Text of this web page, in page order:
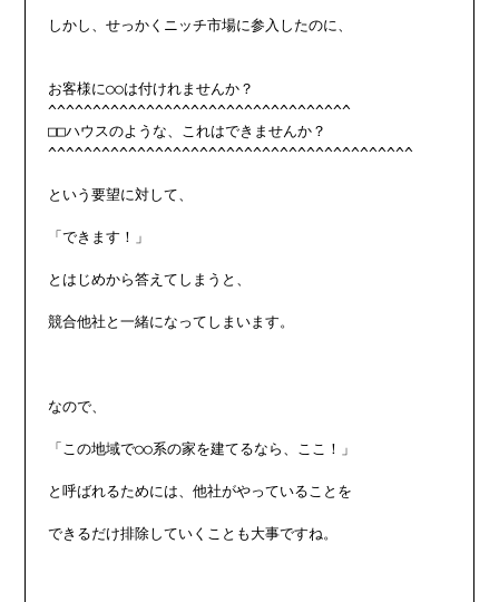
しかし、せっかくニッチ市場に参入したのに、
お客様に○○は付けれませんか？
^^^^^^^^^^^^^^^^^^^^^^^^^^^^^^^^^^
□□ハウスのような、これはできませんか？
^^^^^^^^^^^^^^^^^^^^^^^^^^^^^^^^^^^^^^^^^
という要望に対して、
「できます！」
とはじめから答えてしまうと、
競合他社と一緒になってしまいます。
なので、
「この地域で○○系の家を建てるなら、ここ！」
と呼ばれるためには、他社がやっていることを
できるだけ排除していくことも大事ですね。